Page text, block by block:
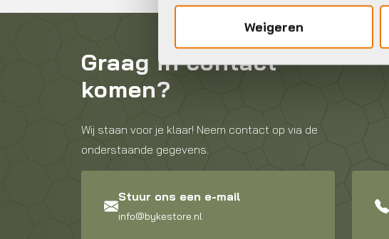
Weigeren
Graag in contact
komen?
Wij staan voor je klaar! Neem contact op via de
onderstaande gegevens.
Stuur ons een e-mail
info@bykestore.nl